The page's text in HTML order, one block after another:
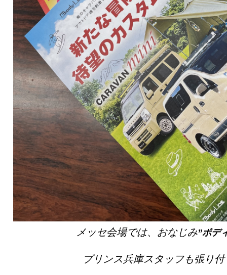
メッセ会場では、おなじみ”ボデ
プリンス兵庫スタッフも張り